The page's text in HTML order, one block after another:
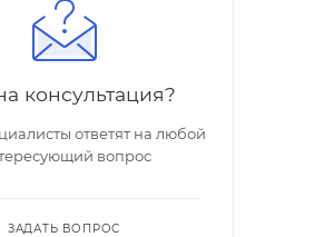
консультация?
ответят на любой
вопрос
ЗАДАТЬ ВОПРОС